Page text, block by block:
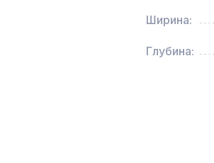
Перфорированная панель
Ширина:
Глубина: